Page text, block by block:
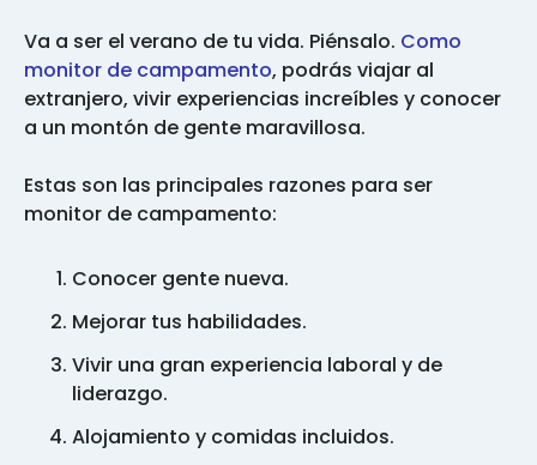
Va a ser el verano de tu vida. Piénsalo. Como
monitor de campamento, podrás viajar al
extranjero, vivir experiencias increíbles y conocer
a un montón de gente maravillosa.
Estas son las principales razones para ser
monitor de campamento:
Conocer gente nueva.
Mejorar tus habilidades.
Vivir una gran experiencia laboral y de
liderazgo.
Alojamiento y comidas incluidos.